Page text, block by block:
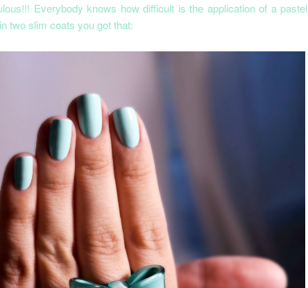
Everybody knows how difficult is the application of a pastel
two slim coats you got that: